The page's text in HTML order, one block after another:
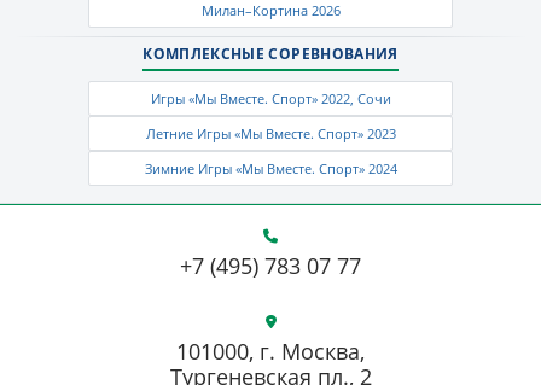
Милан–Кортина 2026
КОМПЛЕКСНЫЕ СОРЕВНОВАНИЯ
Игры «Мы Вместе. Спорт» 2022, Сочи
Летние Игры «Мы Вместе. Спорт» 2023
Зимние Игры «Мы Вместе. Спорт» 2024
+7 (495) 783 07 77
101000, г. Москва,
Тургеневская пл., 2